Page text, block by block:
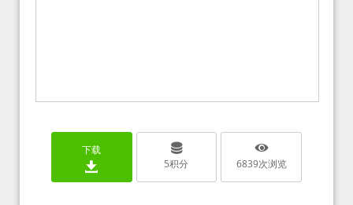
下载
5积分 6839次浏览